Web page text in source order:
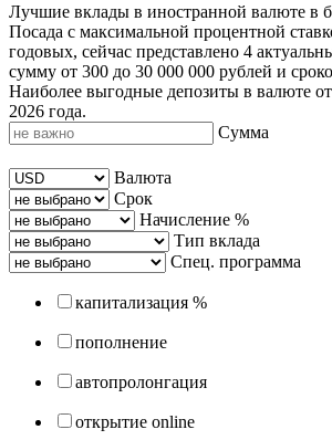
Лучшие вклады в иностранной валюте в
Посада с максимальной процентной
годовых, сейчас представлено 4
сумму от 300 до 30 000 000 рублей и
Наиболее выгодные депозиты в валюте от
2026 года.
Сумма
Валюта
Срок
Начисление %
Тип вклада
Спец. программа
капитализация %
пополнение
автопролонгация
открытие online